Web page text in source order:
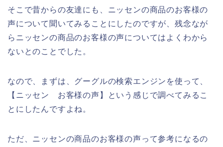
そこで昔からの友達にも、ニッセンの商品のお客様の
声について聞いてみることにしたのですが、残念なが
らニッセンの商品のお客様の声についてはよくわから
ないとのことでした。
なので、まずは、グーグルの検索エンジンを使って、
【ニッセン お客様の声】という感じで調べてみるこ
とにしたんですよね。
ただ、ニッセンの商品のお客様の声って参考になるの